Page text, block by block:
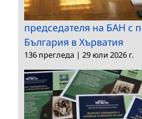
председателя на БАН с
България в Хърватия
136 прегледа | 29 юли 2026 г.